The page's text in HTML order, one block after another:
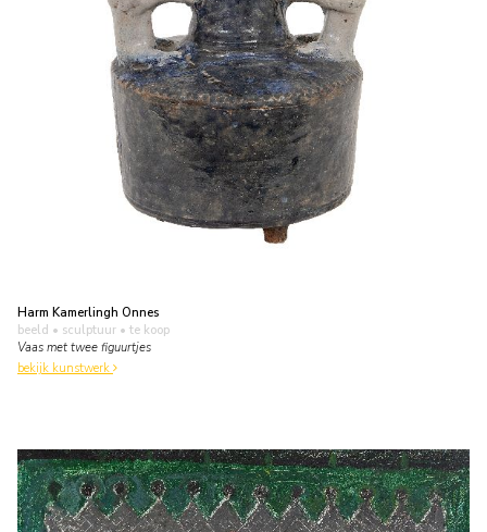
Harm Kamerlingh Onnes
beeld • sculptuur • te koop
Vaas met twee figuurtjes
bekijk kunstwerk